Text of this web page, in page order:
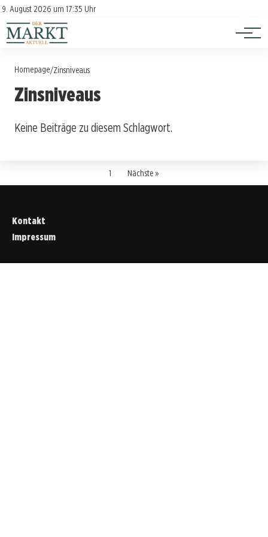
9. August 2026 um 17:35 Uhr
Kontakt
Impressum
Investition
Verbraucherschutz
Homepage/Zinsniveaus
Zinsniveaus
Keine Beiträge zu diesem Schlagwort.
1 Nächste »
Kontakt
Impressum